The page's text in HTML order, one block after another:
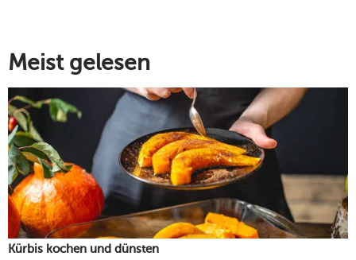
Meist gelesen
Kürbis kochen und dünsten